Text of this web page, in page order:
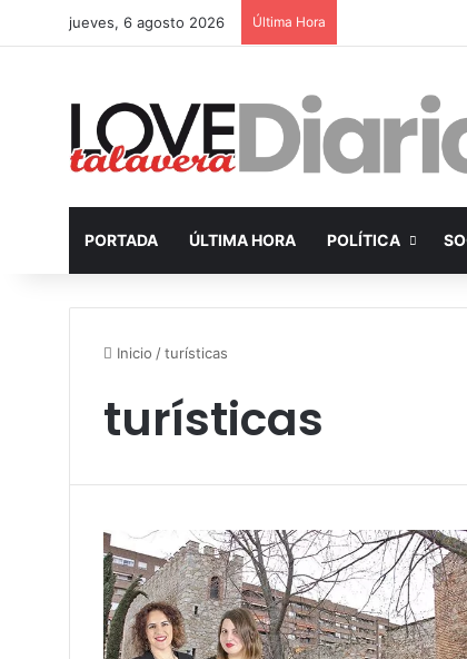
jueves, 6 agosto 2026 Última Hora
PORTADA ÚLTIMA HORA POLÍTICA
Inicio /turísticas
turísticas